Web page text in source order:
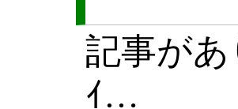
記事があ
ｲ…